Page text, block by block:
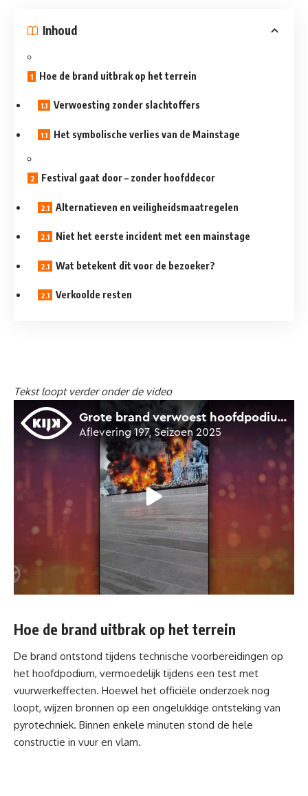
Inhoud
Hoe de brand uitbrak op het terrein
Verwoesting zonder slachtoffers
Het symbolische verlies van de Mainstage
Festival gaat door – zonder hoofddecor
Alternatieven en veiligheidsmaatregelen
Niet het eerste incident met een mainstage
Wat betekent dit voor de bezoeker?
Verkoolde resten
Tekst loopt verder onder de video
Hoe de brand uitbrak op het terrein
De brand ontstond tijdens technische voorbereidingen op
het hoofdpodium, vermoedelijk tijdens een test met
vuurwerkeffecten. Hoewel het officiële onderzoek nog
loopt, wijzen bronnen op een ongelukkige ontsteking van
pyrotechniek. Binnen enkele minuten stond de hele
constructie in vuur en vlam.